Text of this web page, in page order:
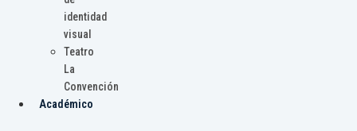
identidad
visual
Teatro
La
Convención
Académico